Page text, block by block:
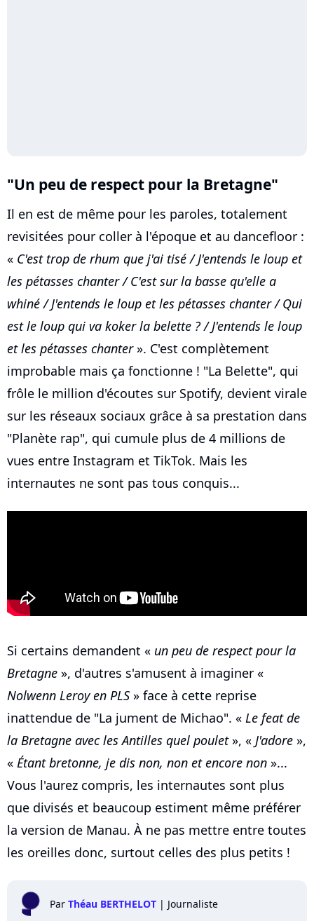
"Un peu de respect pour la Bretagne"
Il en est de même pour les paroles, totalement
revisitées pour coller à l'époque et au dancefloor :
« C'est trop de rhum que j'ai tisé / J'entends le loup et
les pétasses chanter / C'est sur la basse qu'elle a
whiné / J'entends le loup et les pétasses chanter / Qui
est le loup qui va koker la belette ? / J'entends le loup
et les pétasses chanter». C'est complètement
improbable mais ça fonctionne ! "La Belette", qui
frôle le million d'écoutes sur Spotify, devient virale
sur les réseaux sociaux grâce à sa prestation dans
"Planète rap", qui cumule plus de 4 millions de
vues entre Instagram et TikTok. Mais les
internautes ne sont pas tous conquis...
Si certains demandent « un peu de respect pour la
Bretagne », d'autres s'amusent à imaginer «
Nolwenn Leroy en PLS» face à cette reprise
inattendue de "La jument de Michao". « Le feat de
la Bretagne avec les Antilles quel poulet», « J'adore »,
« Étant bretonne, je dis non, non et encore non »...
Vous l'aurez compris, les internautes sont plus
que divisés et beaucoup estiment même préférer
la version de Manau. À ne pas mettre entre toutes
les oreilles donc, surtout celles des plus petits !
Par Théau BERTHELOT | Journaliste